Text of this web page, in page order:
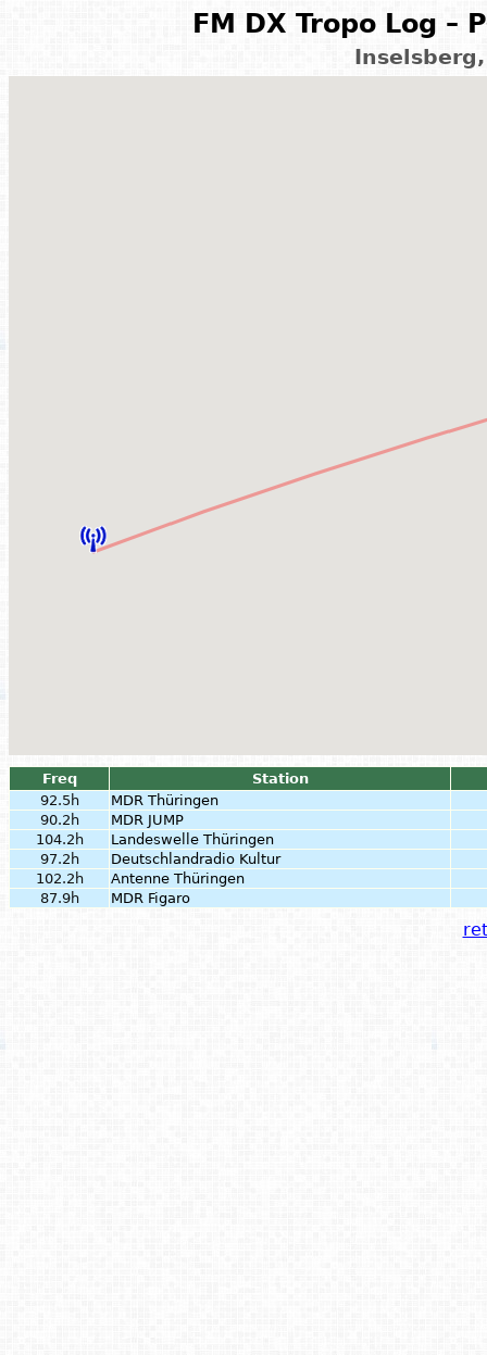
FM DX Tropo Log –
Freq
Station
92.5h
MDR Thüringen
90.2h
MDR JUMP
104.2h
Landeswelle Thüringen
97.2h
Deutschlandradio Kultur
102.2h
Antenne Thüringen
87.9h
MDR Figaro